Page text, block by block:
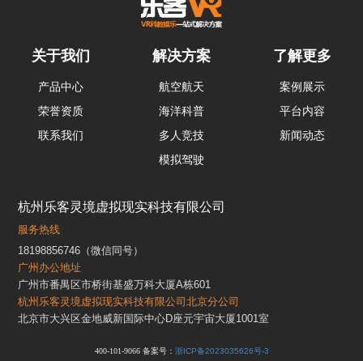
关于我们
产品中心
荣誉资质
联系我们
解决方案
航空航天
海洋科普
多人竞技
模拟驾驶
了解更多
案例展示
平台内容
新闻动态
杭州乐客灵境虚拟现实科技有限公司
服务热线
18198856746（微信同号）
广州办公地址
广州市番禺区市桥街基盛万科大厦A栋601
杭州乐客灵境虚拟现实科技有限公司北京分公司
北京市大兴区金地威新国际中心D座元宇宙大厦1001室
400-101-9066 备案号： 浙ICP备2023035626号-3